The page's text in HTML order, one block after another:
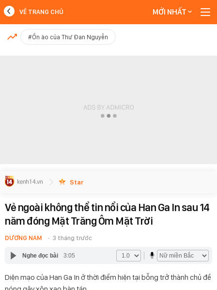
MỚI NHẤT
VỀ TRANG CHỦ MỚI NHẤT
#Ồn ào của Thư Đan Nguyễn
Star
Vẻ ngoài không thể tin nổi của Han Ga In sau 14
năm đóng Mặt Trăng Ôm Mặt Trời
DƯƠNG NAM 3 tháng trước
Nghe đọc bài 3:05
Diện mạo của Han Ga In ở thời điểm hiện tại bỗng trở thành chủ đề